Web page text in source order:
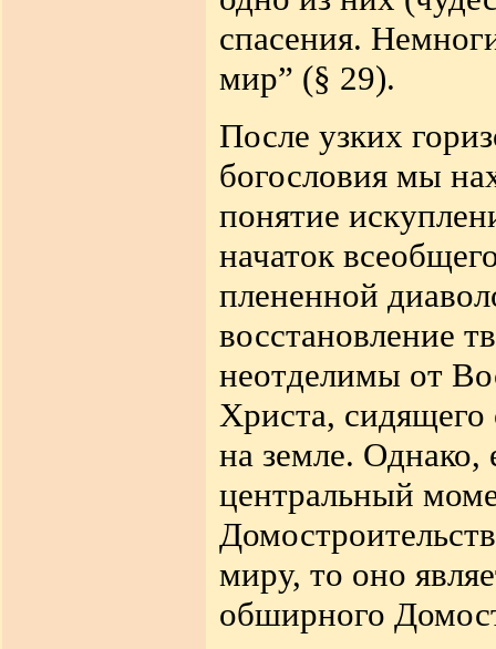
спасения.
мир” (§ 29).
После узких
богословия мы
понятие
начаток
плененной
восстановление
неотделимы от
Христа,
на земле. Однако,
центральный
миру, то оно
обширного